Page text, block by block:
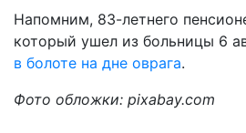
Напомним, 83-летнего
который ушел из больницы 6
в болоте на дне оврага.
Фото обложки: pixabay.com